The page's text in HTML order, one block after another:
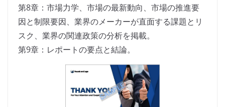
第8章：市場力学、市場の最新動向、市場の推進要
因と制限要因、業界のメーカーが直面する課題とリ
スク、業界の関連政策の分析を掲載。
第9章：レポートの要点と結論。